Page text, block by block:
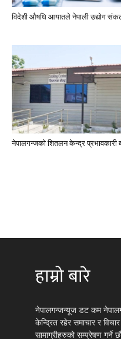
विदेशी औषधि आयातले नेपाली उद्योग
नेपालगन्जको शितलन केन्द्र प्रभावकारी
हाम्रो बारे
नेपालगन्जन्यूज डट कम
केन्द्रित रहेर समाचार र
सामाग्रीहरुको सम्प्रेषण